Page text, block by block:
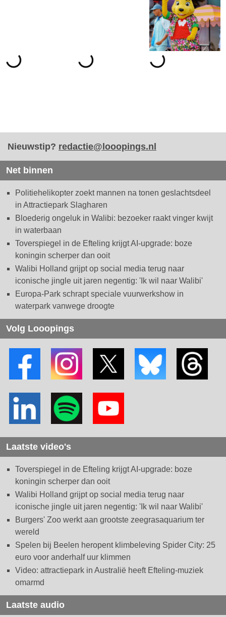
Nieuwstip? redactie@looopings.nl
Net binnen
Politiehelikopter zoekt mannen na tonen geslachtsdeel
in Attractiepark Slagharen
Bloederig ongeluk in Walibi: bezoeker raakt vinger kwijt
in waterbaan
Toverspiegel in de Efteling krijgt AI-upgrade: boze
koningin scherper dan ooit
Walibi Holland grijpt op social media terug naar
iconische jingle uit jaren negentig: 'Ik wil naar Walibi'
Europa-Park schrapt speciale vuurwerkshow in
waterpark vanwege droogte
Volg Looopings
Laatste video's
Toverspiegel in de Efteling krijgt AI-upgrade: boze
koningin scherper dan ooit
Walibi Holland grijpt op social media terug naar
iconische jingle uit jaren negentig: 'Ik wil naar Walibi'
Burgers' Zoo werkt aan grootste zeegrasaquarium ter
wereld
Spelen bij Beelen heropent klimbeleving Spider City: 25
euro voor anderhalf uur klimmen
Video: attractiepark in Australië heeft Efteling-muziek
omarmd
Laatste audio